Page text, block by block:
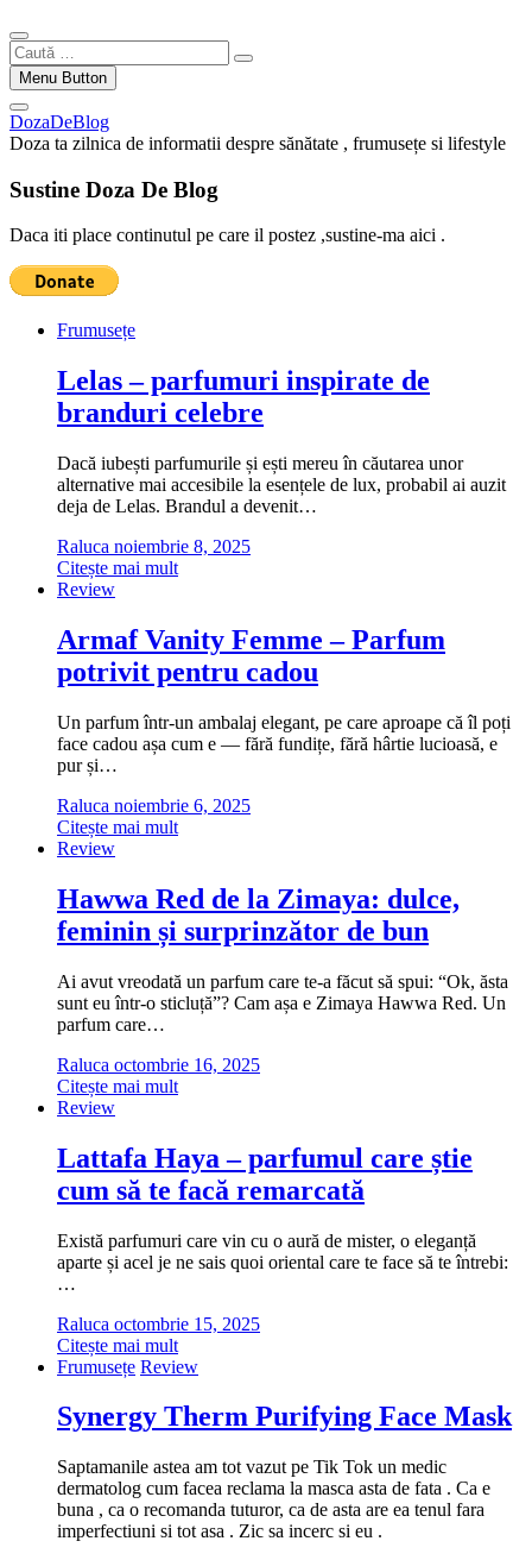
Caută
…Menu Button
DozaDeBlog
Doza ta zilnica de informatii despre sănătate , frumusețe si lifestyle
Sustine Doza De Blog
Daca iti place continutul pe care il postez ,sustine-ma aici .
Frumusețe
Lelas – parfumuri inspirate de
branduri celebre
Dacă iubești parfumurile și ești mereu în căutarea unor
alternative mai accesibile la esențele de lux, probabil ai auzit
deja de Lelas. Brandul a devenit…
Raluca noiembrie 8, 2025
Citește mai mult
Review
Armaf Vanity Femme – Parfum
potrivit pentru cadou
Un parfum într-un ambalaj elegant, pe care aproape că îl poți
face cadou așa cum e — fără fundițe, fără hârtie lucioasă, e
pur și…
Raluca noiembrie 6, 2025
Citește mai mult
Review
Hawwa Red de la Zimaya: dulce,
feminin și surprinzător de bun
Ai avut vreodată un parfum care te-a făcut să spui: “Ok, ăsta
sunt eu într-o sticluță”? Cam așa e Zimaya Hawwa Red. Un
parfum care…
Raluca octombrie 16, 2025
Citește mai mult
Review
Lattafa Haya – parfumul care știe
cum să te facă remarcată
Există parfumuri care vin cu o aură de mister, o eleganță
aparte și acel je ne sais quoi oriental care te face să te întrebi:
…
Raluca octombrie 15, 2025
Citește mai mult
Frumusețe Review
Synergy Therm Purifying Face Mask
Saptamanile astea am tot vazut pe Tik Tok un medic
dermatolog cum facea reclama la masca asta de fata . Ca e
buna , ca o recomanda tuturor, ca de asta are ea tenul fara
imperfectiuni si tot asa . Zic sa incerc si eu .